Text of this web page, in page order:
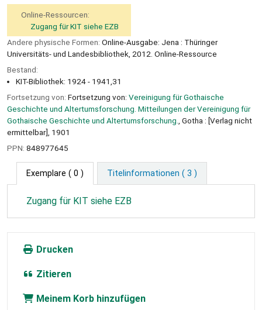
Online-Ressourcen:
Zugang für KIT siehe EZB
Andere physische Formen: Online-Ausgabe: Jena : Thüringer
Universitäts- und Landesbibliothek, 2012. Online-Ressource
Bestand:
KIT-Bibliothek: 1924 - 1941,31
Fortsetzung von: Fortsetzung von: Vereinigung für Gothaische
Geschichte und Altertumsforschung. Mitteilungen der Vereinigung für
Gothaische Geschichte und Altertumsforschung.
, Gotha : [Verlag nicht
ermittelbar], 1901
PPN: 848977645
Exemplare ( 0 ) Titelinformationen ( 3 )
Zugang für KIT siehe EZB
Drucken
Zitieren
Meinem Korb hinzufügen